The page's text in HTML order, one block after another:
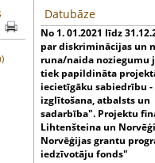
Datubāze
No 1. 01.2021 līdz
par diskriminācijas un
runa/naida noziegumu
tiek papildināta
iecietīgāku sabiedrību
izglītošana, atbalsts un
sadarbība". Projektu
Lihtenšteina un
Norvēģijas grantu
iedzīvotāju fonds"